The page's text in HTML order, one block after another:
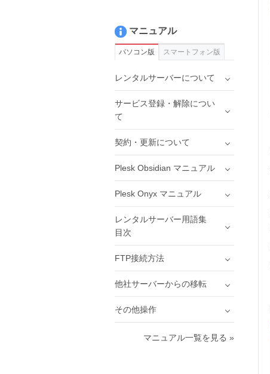
マニュアル
パソコン版 スマートフォン版
レンタルサーバーについて
サービス登録・解除につい
て
契約・更新について
Plesk Obsidian マニュアル
Plesk Onyx マニュアル
レンタルサーバー用語集
目次
FTP接続方法
他社サーバーからの移転
その他操作
マニュアル一覧を見る »